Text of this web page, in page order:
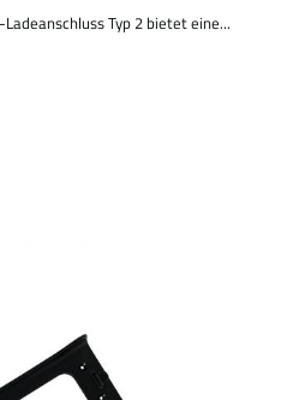
Typ 2 bietet eine...